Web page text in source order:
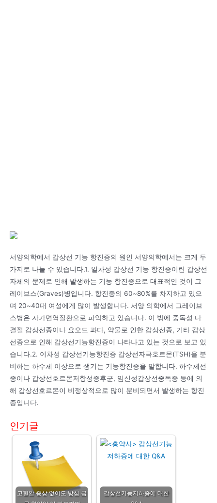
서양의학에서 갑상선 기능 항진증의 원인 서양의학에서는 크게 두
가지로 나눌 수 있습니다.1. 일차성 갑상선 기능 항진증이란 갑상선
자체의 문제로 인해 발생하는 기능 항진증으로 대표적인 것이 그
레이브스(Graves)병입니다. 항진증의 60~80%를 차지하고 있으
며 20~40대 여성에게 많이 발생합니다. 서양 의학에서 그레이브
스병은 자가면역질환으로 파악하고 있습니다. 이 밖에 중독성 다
결절 갑상선종이나 요오드 과다, 약물로 인한 갑상선종, 기타 갑상
선종으로 인해 갑상선기능항진증이 나타나고 있는 것으로 보고 있
습니다.2. 이차성 갑상선기능항진증 갑상선자극호르몬(TSH)을 분
비하는 하수체 이상으로 생기는 기능항진증을 말합니다. 하수체선
종이나 갑상선호르몬저항성증후군, 임신성갑상선중독증 등에 의
해 갑상선호르몬이 비정상적으로 많이 분비되면서 발생하는 항진
증입니다.
인기글
고혈압 증상 없어도 방심 금
갑상선기능저하증에 대한